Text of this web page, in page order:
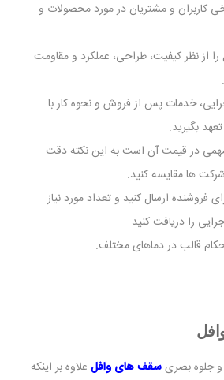
کاربران و مشتریان در مورد محصولات و
از نظر کیفیت، طراحی، عملکرد و مقاومت
خدمات پس از فروش و نحوه کار با
بگیرید.
در قیمت آن است به این نکته دقت
ها مقایسه کنید.
فروشنده ارسال کنید و تعداد مورد نیاز
را دریافت کنید.
قالب در دماهای مختلف.
و جلوه بصریسقف های وافل علاوه بر اینکه